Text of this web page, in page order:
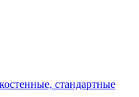
стандартные